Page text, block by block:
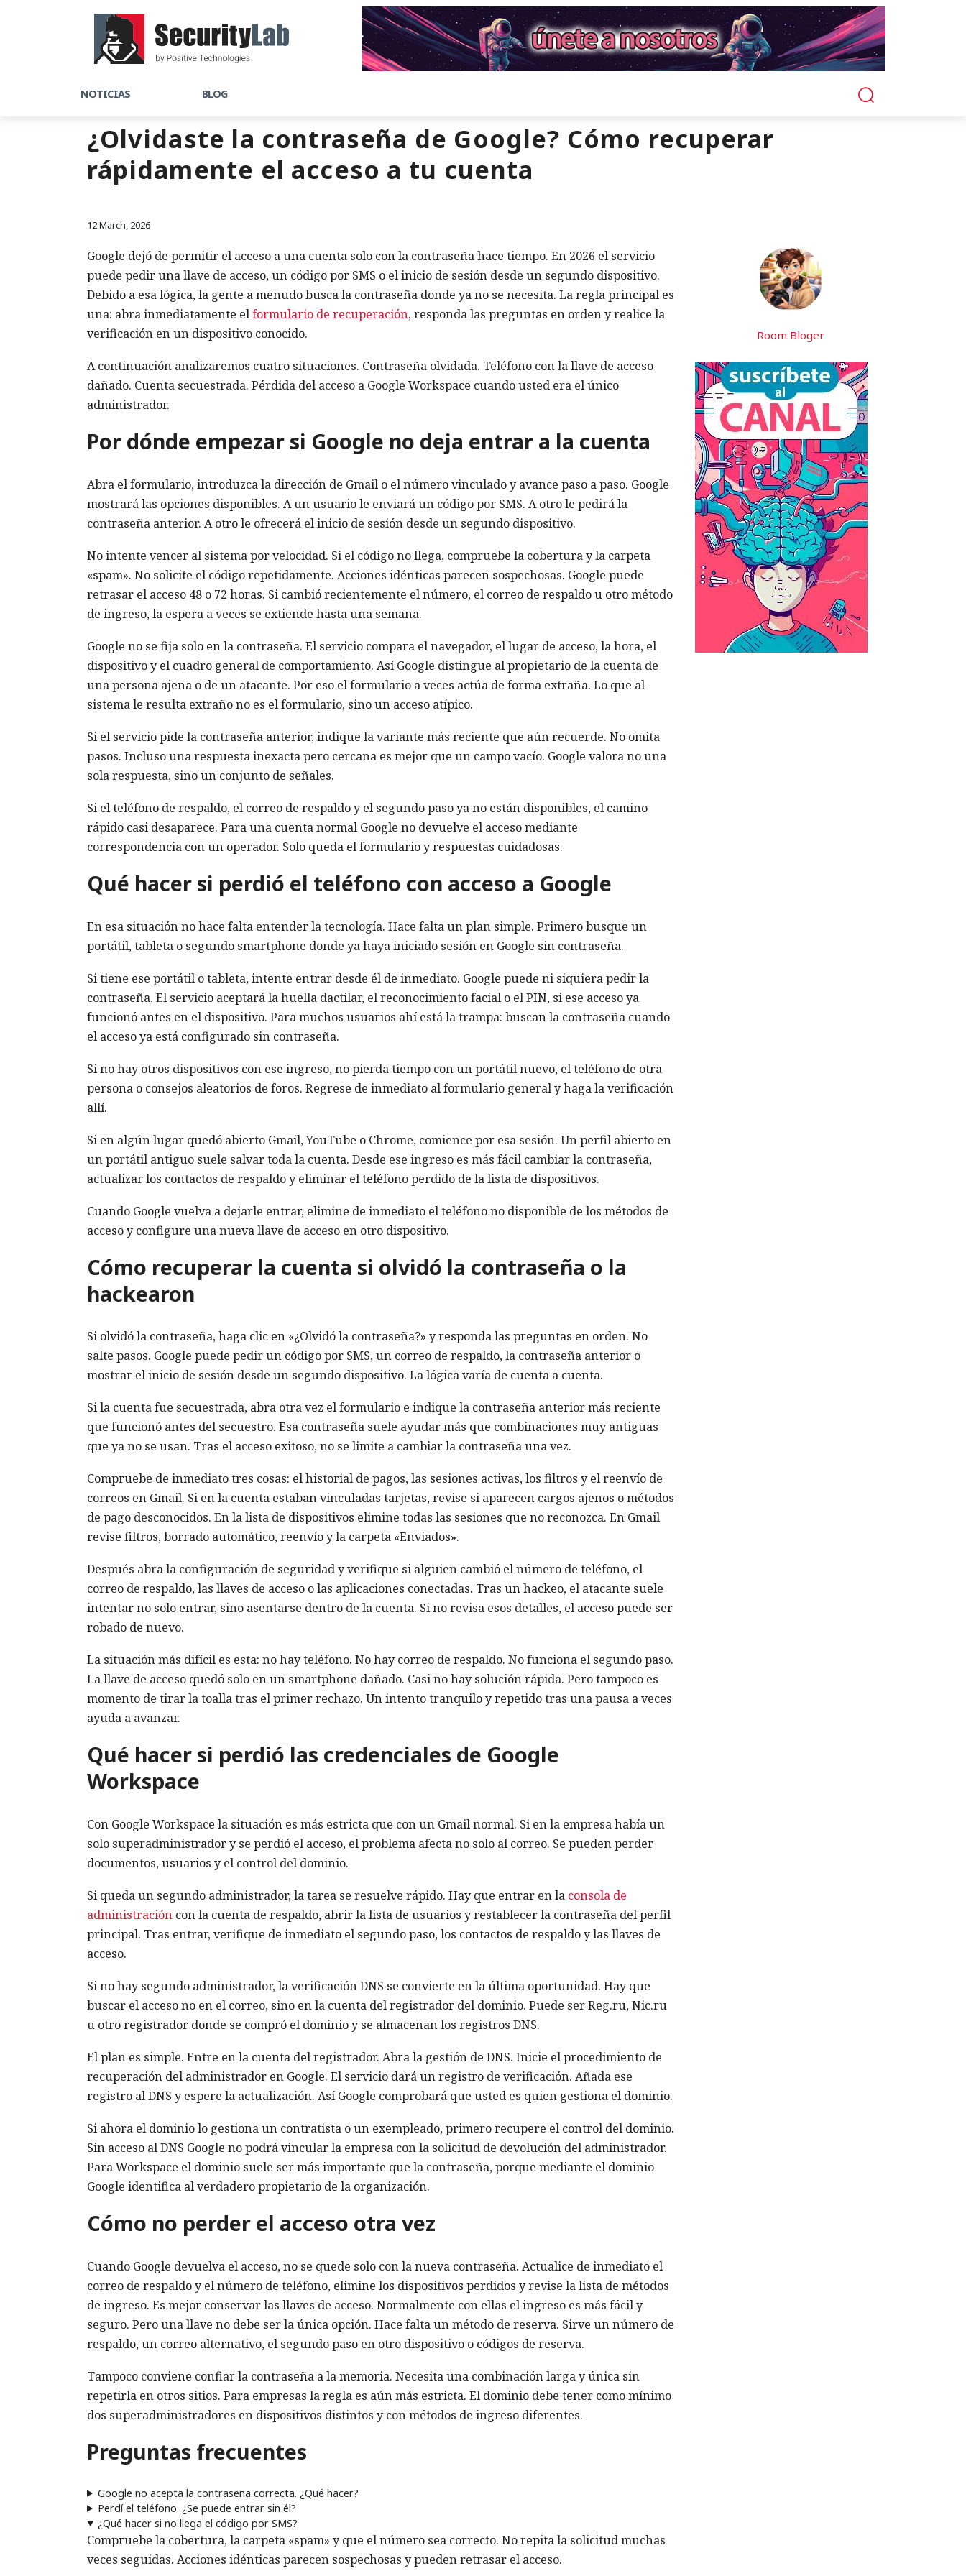
NOTICIAS BLOG
¿Olvidaste la contraseña de Google? Cómo recuperar
rápidamente el acceso a tu cuenta
12 March, 2026
Google dejó de permitir el acceso a una cuenta solo con la contraseña hace tiempo. En 2026 el servicio
puede pedir una llave de acceso, un código por SMS o el inicio de sesión desde un segundo dispositivo.
Debido a esa lógica, la gente a menudo busca la contraseña donde ya no se necesita. La regla principal es
una: abra inmediatamente elformulario de recuperación, responda las preguntas en orden y realice la
verificación en un dispositivo conocido.
A continuación analizaremos cuatro situaciones. Contraseña olvidada. Teléfono con la llave de acceso
dañado. Cuenta secuestrada. Pérdida del acceso a Google Workspace cuando usted era el único
administrador.
Por dónde empezar si Google no deja entrar a la cuenta
Abra el formulario, introduzca la dirección de Gmail o el número vinculado y avance paso a paso. Google
mostrará las opciones disponibles. A un usuario le enviará un código por SMS. A otro le pedirá la
contraseña anterior. A otro le ofrecerá el inicio de sesión desde un segundo dispositivo.
No intente vencer al sistema por velocidad. Si el código no llega, compruebe la cobertura y la carpeta
«spam». No solicite el código repetidamente. Acciones idénticas parecen sospechosas. Google puede
retrasar el acceso 48 o 72 horas. Si cambió recientemente el número, el correo de respaldo u otro método
de ingreso, la espera a veces se extiende hasta una semana.
Google no se fija solo en la contraseña. El servicio compara el navegador, el lugar de acceso, la hora, el
dispositivo y el cuadro general de comportamiento. Así Google distingue al propietario de la cuenta de
una persona ajena o de un atacante. Por eso el formulario a veces actúa de forma extraña. Lo que al
sistema le resulta extraño no es el formulario, sino un acceso atípico.
Si el servicio pide la contraseña anterior, indique la variante más reciente que aún recuerde. No omita
pasos. Incluso una respuesta inexacta pero cercana es mejor que un campo vacío. Google valora no una
sola respuesta, sino un conjunto de señales.
Si el teléfono de respaldo, el correo de respaldo y el segundo paso ya no están disponibles, el camino
rápido casi desaparece. Para una cuenta normal Google no devuelve el acceso mediante
correspondencia con un operador. Solo queda el formulario y respuestas cuidadosas.
Qué hacer si perdió el teléfono con acceso a Google
En esa situación no hace falta entender la tecnología. Hace falta un plan simple. Primero busque un
portátil, tableta o segundo smartphone donde ya haya iniciado sesión en Google sin contraseña.
Si tiene ese portátil o tableta, intente entrar desde él de inmediato. Google puede ni siquiera pedir la
contraseña. El servicio aceptará la huella dactilar, el reconocimiento facial o el PIN, si ese acceso ya
funcionó antes en el dispositivo. Para muchos usuarios ahí está la trampa: buscan la contraseña cuando
el acceso ya está configurado sin contraseña.
Si no hay otros dispositivos con ese ingreso, no pierda tiempo con un portátil nuevo, el teléfono de otra
persona o consejos aleatorios de foros. Regrese de inmediato al formulario general y haga la verificación
allí.
Si en algún lugar quedó abierto Gmail, YouTube o Chrome, comience por esa sesión. Un perfil abierto en
un portátil antiguo suele salvar toda la cuenta. Desde ese ingreso es más fácil cambiar la contraseña,
actualizar los contactos de respaldo y eliminar el teléfono perdido de la lista de dispositivos.
Cuando Google vuelva a dejarle entrar, elimine de inmediato el teléfono no disponible de los métodos de
acceso y configure una nueva llave de acceso en otro dispositivo.
Cómo recuperar la cuenta si olvidó la contraseña o la
hackearon
Si olvidó la contraseña, haga clic en «¿Olvidó la contraseña?» y responda las preguntas en orden. No
salte pasos. Google puede pedir un código por SMS, un correo de respaldo, la contraseña anterior o
mostrar el inicio de sesión desde un segundo dispositivo. La lógica varía de cuenta a cuenta.
Si la cuenta fue secuestrada, abra otra vez el formulario e indique la contraseña anterior más reciente
que funcionó antes del secuestro. Esa contraseña suele ayudar más que combinaciones muy antiguas
que ya no se usan. Tras el acceso exitoso, no se limite a cambiar la contraseña una vez.
Compruebe de inmediato tres cosas: el historial de pagos, las sesiones activas, los filtros y el reenvío de
correos en Gmail. Si en la cuenta estaban vinculadas tarjetas, revise si aparecen cargos ajenos o métodos
de pago desconocidos. En la lista de dispositivos elimine todas las sesiones que no reconozca. En Gmail
revise filtros, borrado automático, reenvío y la carpeta «Enviados».
Después abra la configuración de seguridad y verifique si alguien cambió el número de teléfono, el
correo de respaldo, las llaves de acceso o las aplicaciones conectadas. Tras un hackeo, el atacante suele
intentar no solo entrar, sino asentarse dentro de la cuenta. Si no revisa esos detalles, el acceso puede ser
robado de nuevo.
La situación más difícil es esta: no hay teléfono. No hay correo de respaldo. No funciona el segundo paso.
La llave de acceso quedó solo en un smartphone dañado. Casi no hay solución rápida. Pero tampoco es
momento de tirar la toalla tras el primer rechazo. Un intento tranquilo y repetido tras una pausa a veces
ayuda a avanzar.
Qué hacer si perdió las credenciales de Google
Workspace
Con Google Workspace la situación es más estricta que con un Gmail normal. Si en la empresa había un
solo superadministrador y se perdió el acceso, el problema afecta no solo al correo. Se pueden perder
documentos, usuarios y el control del dominio.
Si queda un segundo administrador, la tarea se resuelve rápido. Hay que entrar en la consola de
administración con la cuenta de respaldo, abrir la lista de usuarios y restablecer la contraseña del perfil
principal. Tras entrar, verifique de inmediato el segundo paso, los contactos de respaldo y las llaves de
acceso.
Si no hay segundo administrador, la verificación DNS se convierte en la última oportunidad. Hay que
buscar el acceso no en el correo, sino en la cuenta del registrador del dominio. Puede ser Reg.ru, Nic.ru
u otro registrador donde se compró el dominio y se almacenan los registros DNS.
El plan es simple. Entre en la cuenta del registrador. Abra la gestión de DNS. Inicie el procedimiento de
recuperación del administrador en Google. El servicio dará un registro de verificación. Añada ese
registro al DNS y espere la actualización. Así Google comprobará que usted es quien gestiona el dominio.
Si ahora el dominio lo gestiona un contratista o un exempleado, primero recupere el control del dominio.
Sin acceso al DNS Google no podrá vincular la empresa con la solicitud de devolución del administrador.
Para Workspace el dominio suele ser más importante que la contraseña, porque mediante el dominio
Google identifica al verdadero propietario de la organización.
Cómo no perder el acceso otra vez
Cuando Google devuelva el acceso, no se quede solo con la nueva contraseña. Actualice de inmediato el
correo de respaldo y el número de teléfono, elimine los dispositivos perdidos y revise la lista de métodos
de ingreso. Es mejor conservar las llaves de acceso. Normalmente con ellas el ingreso es más fácil y
seguro. Pero una llave no debe ser la única opción. Hace falta un método de reserva. Sirve un número de
respaldo, un correo alternativo, el segundo paso en otro dispositivo o códigos de reserva.
Tampoco conviene confiar la contraseña a la memoria. Necesita una combinación larga y única sin
repetirla en otros sitios. Para empresas la regla es aún más estricta. El dominio debe tener como mínimo
dos superadministradores en dispositivos distintos y con métodos de ingreso diferentes.
Preguntas frecuentes
Google no acepta la contraseña correcta. ¿Qué hacer?
Perdí el teléfono. ¿Se puede entrar sin él?
¿Qué hacer si no llega el código por SMS?
Compruebe la cobertura, la carpeta «spam» y que el número sea correcto. No repita la solicitud muchas
veces seguidas. Acciones idénticas parecen sospechosas y pueden retrasar el acceso.
Room Bloger